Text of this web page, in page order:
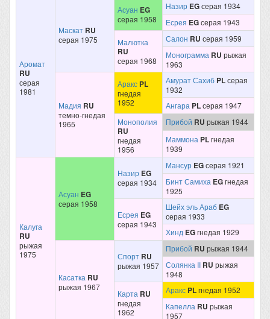
Аромат
RU
серая
1981
Маскат RU
серая 1975
Асуан EG
серая 1958
Назир EGсерая 1934
Есрея EGсерая 1943
Малютка
RU
серая 1968
Салон RU серая 1959
Монограмма RU рыжая
1963
Мадия RU
темно-гнедая
1965
Аракс PL
гнедая
1952
Амурат Сахиб PLсерая
1932
Ангара PLсерая 1947
Монополия
RU
гнедая
1956
Прибой RU рыжая 1944
Маммона PLгнедая
1939
Калуга
RU
рыжая
1975
Асуан EG
серая 1958
Назир EG
серая 1934
Мансур EGсерая 1921
Бинт Самиха EGгнедая
1925
Есрея EG
серая 1943
Шейх эль Араб EG
серая 1933
Хинд EGгнедая 1929
Касатка RU
рыжая 1967
Спорт RU
рыжая 1957
Прибой RU рыжая 1944
Солянка II RU рыжая
1948
Карта RU
гнедая
1962
Аракс PLгнедая 1952
Капелла RU рыжая
1957